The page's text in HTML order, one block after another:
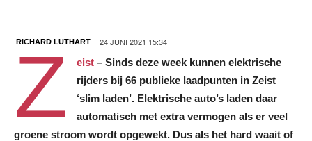
RICHARD LUTHART 24 JUNI 2021 15:34
Z eist– Sinds deze week kunnen elektrische
rijders bij 66 publieke laadpunten in Zeist
‘slim laden’. Elektrische auto’s laden daar
automatisch met extra vermogen als er veel
groene stroom wordt opgewekt. Dus als het hard waait of